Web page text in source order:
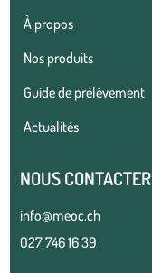
À propos
Nos produits
Guide de prélèvement
Actualités
NOUS CONTACTER
info@meoc.ch
027 746 16 39